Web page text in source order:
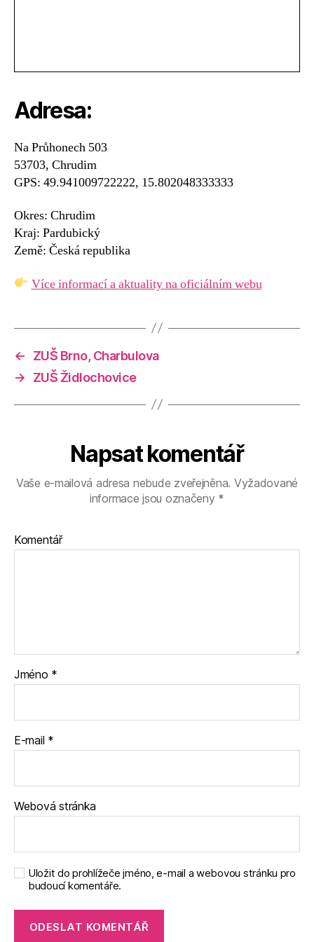
Adresa:
Na Průhonech 503
53703, Chrudim
GPS: 49.941009722222, 15.802048333333
Okres: Chrudim
Kraj: Pardubický
Země: Česká republika
Více informací a aktuality na oficiálním webu
←
ZUŠ Brno, Charbulova
→
ZUŠ Židlochovice
Napsat komentář
Vaše e-mailová adresa nebude zveřejněna. Vyžadované
informace jsou označeny *
Komentář
Jméno *
E-mail *
Webová stránka
Uložit do prohlížeče jméno, e-mail a webovou stránku pro
budoucí komentáře.